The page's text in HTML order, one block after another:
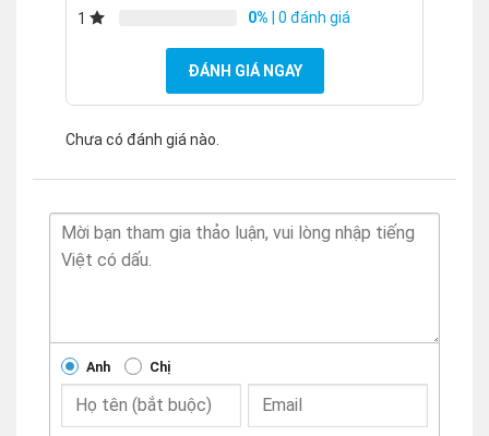
1
0% | 0 đánh giá
ĐÁNH GIÁ NGAY
Chưa có đánh giá nào.
Anh Chị